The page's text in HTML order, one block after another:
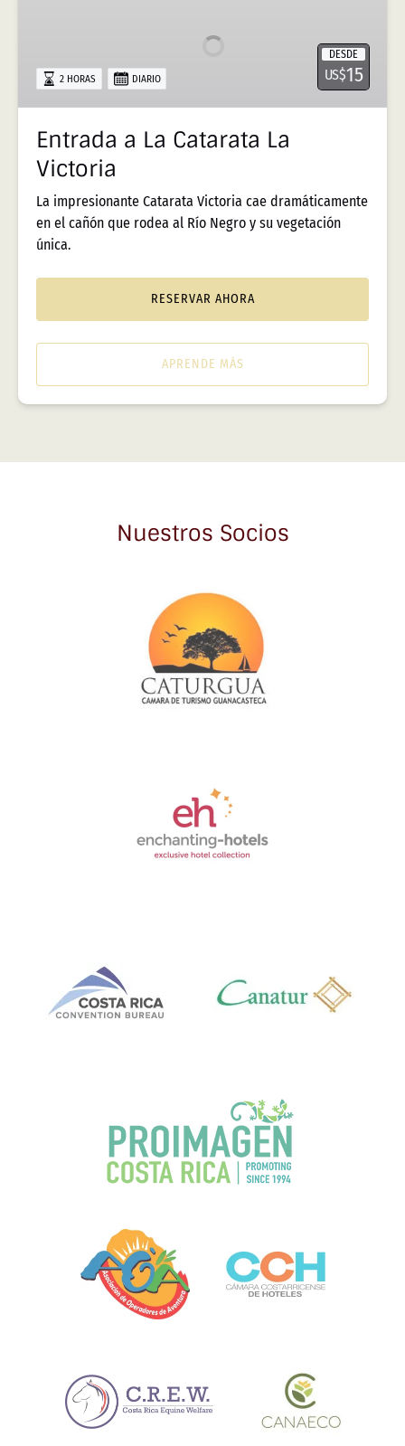
Victoria
DESDE
US$15
2 HORAS DIARIO
Entrada a La Catarata La
Victoria
La impresionante Catarata Victoria cae dramáticamente
en el cañón que rodea al Río Negro y su vegetación
única.
RESERVAR AHORA
APRENDE MÁS
Nuestros Socios